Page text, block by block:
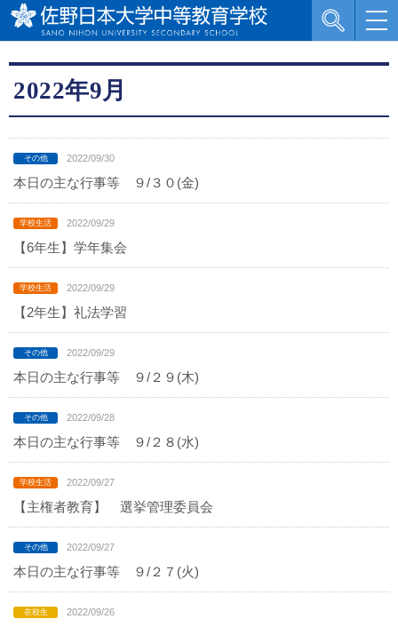
2022年9月
2022/09/30
本日の主な行事等 ９/３０(金)
2022/09/29
【6年生】学年集会
2022/09/29
【2年生】礼法学習
2022/09/29
本日の主な行事等 ９/２９(木)
2022/09/28
本日の主な行事等 ９/２８(水)
2022/09/27
【主権者教育】 選挙管理委員会
2022/09/27
本日の主な行事等 ９/２７(火)
2022/09/26